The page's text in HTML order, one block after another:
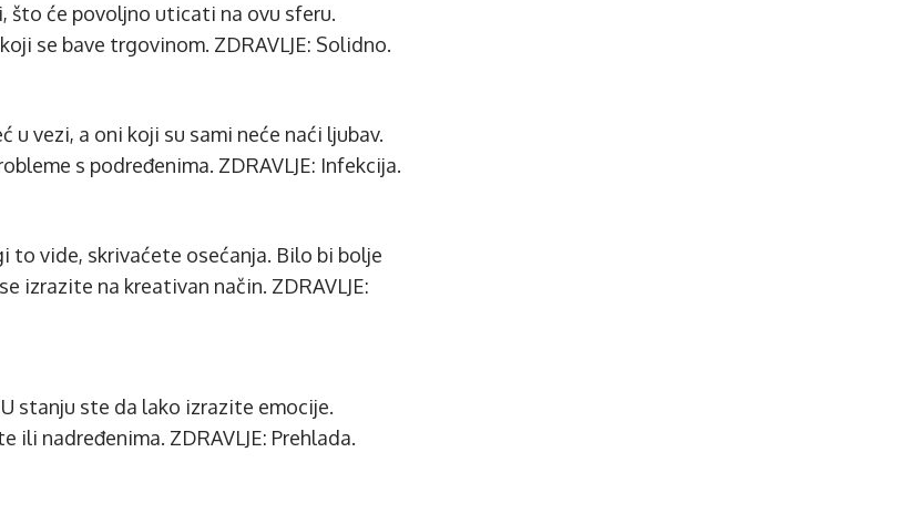
što će povoljno uticati na ovu sferu.
se bave trgovinom. ZDRAVLJE: Solidno.
u vezi, a oni koji su sami neće naći ljubav.
s podređenima. ZDRAVLJE: Infekcija.
to vide, skrivaćete osećanja. Bilo bi bolje
izrazite na kreativan način. ZDRAVLJE:
stanju ste da lako izrazite emocije.
nadređenima. ZDRAVLJE: Prehlada.